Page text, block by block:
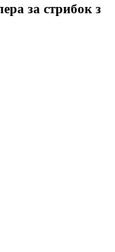
за стрибок з